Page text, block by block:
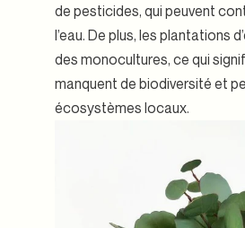
de pesticides, qui peuvent
l’eau. De plus, les plantations
des monocultures, ce qui
manquent de biodiversité et
écosystèmes locaux.